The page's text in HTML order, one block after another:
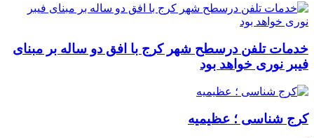
خدمات تلفن درسطح شهر کرج با افق دو ساله بر مبنای
فیبر نوری خواهد بود
کرج شناسی ؛ عظیمیه